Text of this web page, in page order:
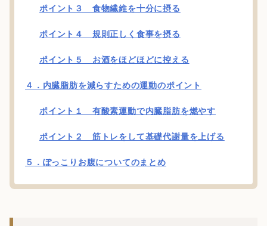
ポイント３ 食物繊維を十分に摂る
ポイント４ 規則正しく食事を摂る
ポイント５ お酒をほどほどに控える
４．内臓脂肪を減らすための運動のポイント
ポイント１ 有酸素運動で内臓脂肪を燃やす
ポイント２ 筋トレをして基礎代謝量を上げる
５．ぽっこりお腹についてのまとめ